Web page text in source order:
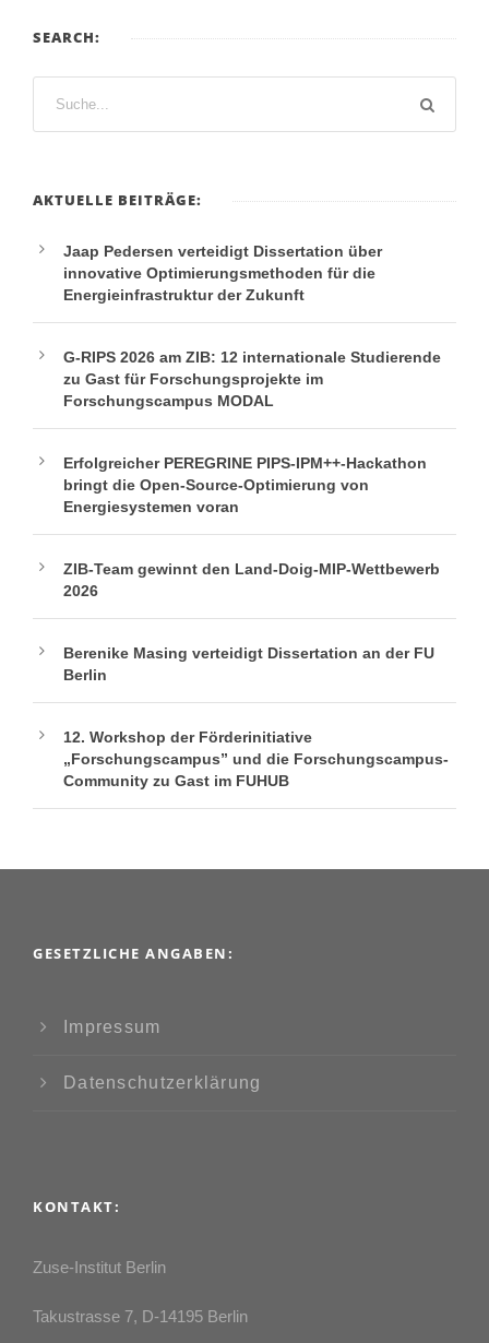
SEARCH:
AKTUELLE BEITRÄGE:
Jaap Pedersen verteidigt Dissertation über
innovative Optimierungsmethoden für die
Energieinfrastruktur der Zukunft
G-RIPS 2026 am ZIB: 12 internationale Studierende
zu Gast für Forschungsprojekte im
Forschungscampus MODAL
Erfolgreicher PEREGRINE PIPS-IPM++-Hackathon
bringt die Open-Source-Optimierung von
Energiesystemen voran
ZIB-Team gewinnt den Land-Doig-MIP-Wettbewerb
2026
Berenike Masing verteidigt Dissertation an der FU
Berlin
12. Workshop der Förderinitiative
„Forschungscampus” und die Forschungscampus-
Community zu Gast im FUHUB
GESETZLICHE ANGABEN:
Impressum
Datenschutzerklärung
KONTAKT:
Zuse-Institut Berlin
Takustrasse 7, D-14195 Berlin